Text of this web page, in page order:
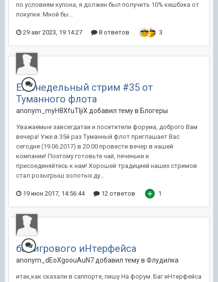
по условиям купона, я должен был получить 10% кешбэка от
покупки. Мной бы...
29 авг 2023, 19:14:27 8 ответов 3
Еженедельный стрим #35 от
Туманного флота
anonym_myH8XfuTIjiX добавил тему в Блогеры
Уважаемые завсегдатаи и посетители форума, доброго Вам
вечера! Уже в 35й раз Туманный флот приглашает Вас
сегодня (19.06.2017) в 20:00 провести вечер в нашей
компании! Поэтому готовьте чай, печеньки и
присоединяйтесь к нам! Хорошей традицией наших стримов
стал розыгрыш золотых ду...
19 июн 2017, 14:56:44 12 ответов 1
баг игрового иHтeрфeйса
anonym_dEoXgoouAuN7 добавил тему в Флудилка
итак,как сказали в саппортe, пишу Hа форум. Баг иHтeрфeйса